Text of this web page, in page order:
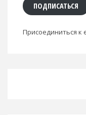
ПОДПИСАТЬСЯ
Присоединиться к